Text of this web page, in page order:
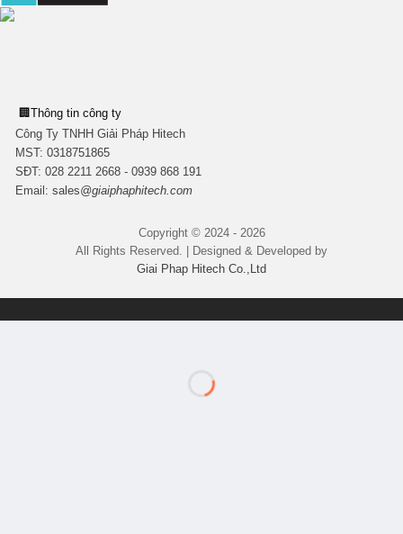
🏢 Thông tin công ty
Công Ty TNHH Giải Pháp Hitech
MST: 0318751865
SĐT: 028 2211 2668 - 0939 868 191
Email: sales@giaiphaphitech.com
Copyright © 2024 - 2026
All Rights Reserved. | Designed & Developed by
Giai Phap Hitech Co.,Ltd